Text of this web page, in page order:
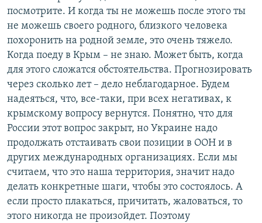
посмотрите. И когда ты не можешь после этого ты
не можешь своего родного, близкого человека
похоронить на родной земле, это очень тяжело.
Когда поеду в Крым – не знаю. Может быть, когда
для этого сложатся обстоятельства. Прогнозировать
через сколько лет – дело неблагодарное. Будем
надеяться, что, все-таки, при всех негативах, к
крымскому вопросу вернутся. Понятно, что для
России этот вопрос закрыт, но Украине надо
продолжать отстаивать свои позиции в ООН и в
других международных организациях. Если мы
считаем, что это наша территория, значит надо
делать конкретные шаги, чтобы это состоялось. А
если просто плакаться, причитать, жаловаться, то
этого никогда не произойдет. Поэтому